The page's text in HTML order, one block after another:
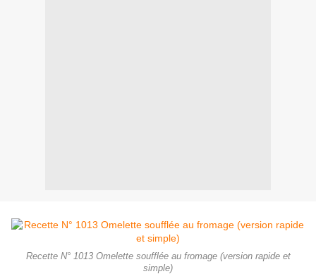
Recette N° 1013 Omelette soufflée au fromage (version rapide et
simple)